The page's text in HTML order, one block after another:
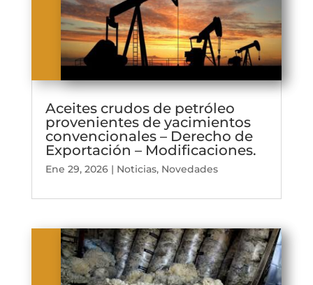
Aceites crudos de petróleo
provenientes de yacimientos
convencionales – Derecho de
Exportación – Modificaciones.
Ene 29, 2026| Noticias, Novedades